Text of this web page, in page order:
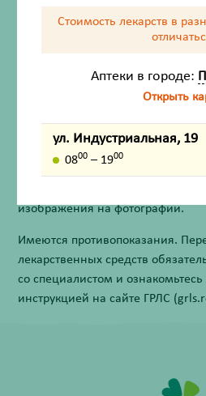
Способ применения
Особые указания
Форма выпуска
изображения на фотографии.
Имеются противопоказания.
лекарственных средств
со специалистом и
инструкцией на сайте ГРЛС
Стоимость лекарств в
Аптеки в городе:
Открыть
ул. Индустриальная, 19
0800 – 1900